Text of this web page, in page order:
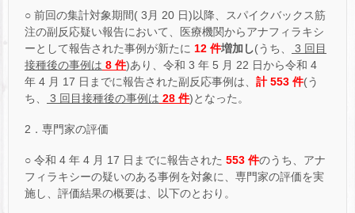
○ 前回の集計対象期間( 3月 20 日)以降、スパイクバックス筋
注の副反応疑い報告において、医療機関からアナフィラキシ
ーとして報告された事例が新たに 12 件増加し(うち、
3 回目
接種後の事例は 8 件)あり、令和 3 年 5 月 22 日から令和 4
年 4 月 17 日までに報告された副反応事例は、 計 553 件(う
ち、
3 回目接種後の事例は 28 件)となった。
2．専門家の評価
○ 令和 4 年 4 月 17 日までに報告された 553 件のうち、アナ
フィラキシーの疑いのある事例を対象に、専門家の評価を実
施し、評価結果の概要は、以下のとおり。